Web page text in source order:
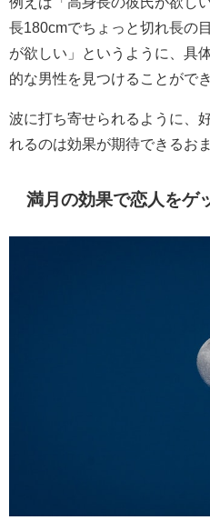
長180cmでちょっと切れ長の
が欲しい」というように、具
的な男性を見つけることができ
波に打ち寄せられるように、
れるのは効果が期待できるお
満月の効果で恋人をゲ